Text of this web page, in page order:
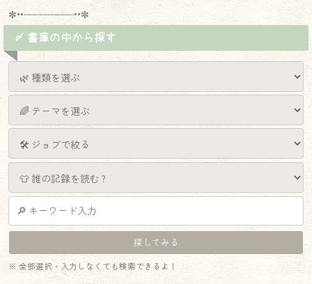
✼••┈┈┈┈┈┈┈┈┈••✼
〆 書庫の中から探す
※ 全部選択・入力しなくても検索できるよ！